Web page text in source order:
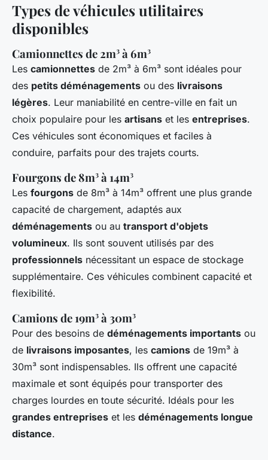
Types de véhicules utilitaires
disponibles
Camionnettes de 2m³ à 6m³
Les camionnettes de 2m³ à 6m³ sont idéales pour
des petits déménagements ou des livraisons
légères. Leur maniabilité en centre-ville en fait un
choix populaire pour les artisans et les entreprises.
Ces véhicules sont économiques et faciles à
conduire, parfaits pour des trajets courts.
Fourgons de 8m³ à 14m³
Les fourgons de 8m³ à 14m³ offrent une plus grande
capacité de chargement, adaptés aux
déménagements ou au transport d'objets
volumineux. Ils sont souvent utilisés par des
professionnels nécessitant un espace de stockage
supplémentaire. Ces véhicules combinent capacité et
flexibilité.
Camions de 19m³ à 30m³
Pour des besoins de déménagements importants ou
de livraisons imposantes, les camions de 19m³ à
30m³ sont indispensables. Ils offrent une capacité
maximale et sont équipés pour transporter des
charges lourdes en toute sécurité. Idéals pour les
grandes entreprises et les déménagements longue
distance.